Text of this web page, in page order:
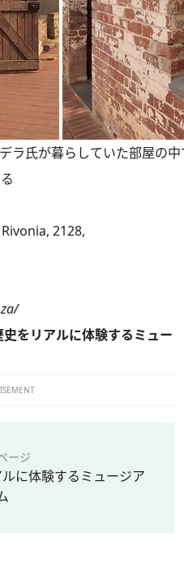
ラ氏が暮らしていた部屋の
2128,
をリアルに体験するミュー
ージ
に体験するミュージア